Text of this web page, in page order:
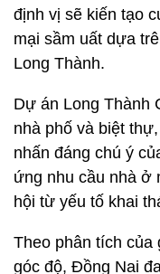
định vị sẽ kiến tạo
mại sầm uất dựa
Long Thành.
Dự án Long Thành
nhà phố và biệt
nhấn đáng chú ý
ứng nhu cầu nhà ở
hội từ yếu tố khai
Theo phân tích của
góc độ, Đồng Nai